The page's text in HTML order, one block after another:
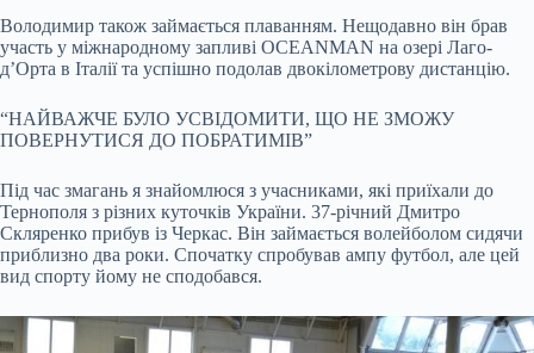
Володимир також займається плаванням. Нещодавно він брав
участь у міжнародному запливі OCEANMAN на озері Лаго-
д’Орта в Італії та успішно подолав двокілометрову дистанцію.
“НАЙВАЖЧЕ БУЛО УСВІДОМИТИ, ЩО НЕ ЗМОЖУ
ПОВЕРНУТИСЯ ДО ПОБРАТИМІВ”
Під час змагань я знайомлюся з учасниками, які приїхали до
Тернополя з різних куточків України. 37-річний Дмитро
Скляренко прибув із Черкас. Він займається волейболом сидячи
приблизно два роки. Спочатку спробував ампу футбол, але цей
вид спорту йому не сподобався.